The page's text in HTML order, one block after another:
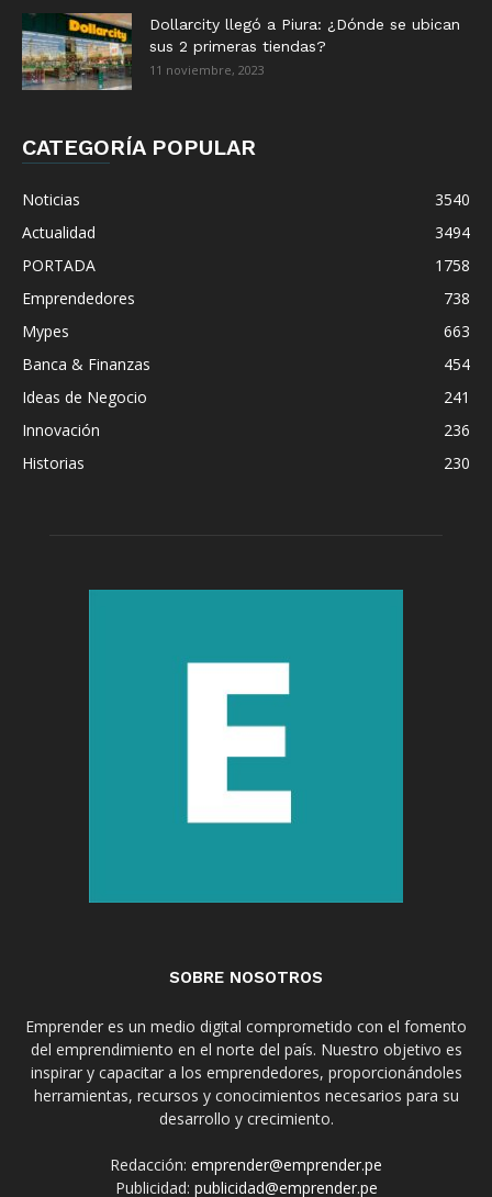
Dollarcity llegó a Piura: ¿Dónde se ubican
sus 2 primeras tiendas?
11 noviembre, 2023
CATEGORÍA POPULAR
Noticias
3540
Actualidad
3494
PORTADA
1758
Emprendedores
738
Mypes
663
Banca & Finanzas
454
Ideas de Negocio
241
Innovación
236
Historias
230
SOBRE NOSOTROS
Emprender es un medio digital comprometido con el fomento
del emprendimiento en el norte del país. Nuestro objetivo es
inspirar y capacitar a los emprendedores, proporcionándoles
herramientas, recursos y conocimientos necesarios para su
desarrollo y crecimiento.
Redacción: emprender@emprender.pe
Publicidad: publicidad@emprender.pe